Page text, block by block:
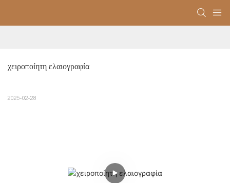
χειροποίητη ελαιογραφία
2025-02-28